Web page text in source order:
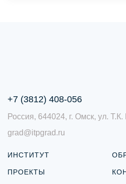
+7 (3812) 408-056
Россия, 644024, г. Омск, ул.
grad@itpgrad.ru
ИНСТИТУТ
ПРОЕКТЫ